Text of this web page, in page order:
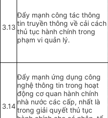
3.13
Đẩy mạnh công tác thông
tin truyền thông về cải cách
thủ tục hành chính trong
phạm vi quản lý.
3.14
Đẩy mạnh ứng dụng công
nghệ thông tin trong hoạt
động cơ quan hành chính
nhà nước các cấp, nhất là
trong giải quyết thủ tục